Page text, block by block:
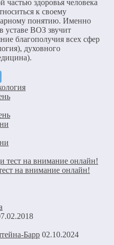
частью здоровья человека
к своему
понятию. Именно
уставе ВОЗ звучит
благополучия всех сфер
духовного
на внимание онлайн!
02.10.2024